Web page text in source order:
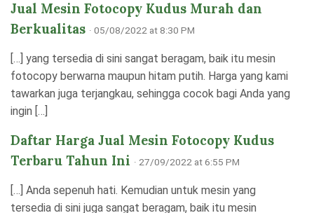
Jual Mesin Fotocopy Kudus Murah dan
Berkualitas · 05/08/2022 at 8:30 PM
[…] yang tersedia di sini sangat beragam, baik itu mesin
fotocopy berwarna maupun hitam putih. Harga yang kami
tawarkan juga terjangkau, sehingga cocok bagi Anda yang
ingin […]
Daftar Harga Jual Mesin Fotocopy Kudus
Terbaru Tahun Ini · 27/09/2022 at 6:55 PM
[…] Anda sepenuh hati. Kemudian untuk mesin yang
tersedia di sini juga sangat beragam, baik itu mesin